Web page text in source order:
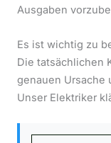
Ausgaben
Es ist wichtig zu
Die tatsächlichen
genauen Ursache
Unser Elektriker